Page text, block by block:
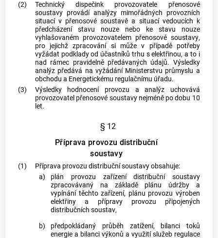
(2)
Technický dispečink provozovatele přenosové
soustavyprovádí analýzy mimořádných provozních
situací v přenosové soustavě a situací vedoucích k
předcházení stavu nouze nebo ke stavu nouze
vyhlašovaném provozovatelem přenosové soustavy,
pro jejichž zpracování si může v případě potřeby
vyžádat podklady od účastníků trhu s elektřinou, a to i
nad rámec pravidelně předávaných údajů. Výsledky
analýz předává na vyžádání Ministerstvu průmyslu a
obchodu a Energetickému regulačnímu úřadu.
(3)
Výsledky hodnocení provozu a analýz uchovává
provozovatel přenosové soustavynejméně po dobu 10
let.
§ 12
Příprava provozu distribuční
soustavy
(1) Příprava provozu distribuční soustavyobsahuje:
a)
plán provozu zařízenídistribuční soustavy
zpracovávaný na základě plánu údržby a
vypínání těchto zařízení, plánu provozu výroben
elektřiny a přípravy provozu připojených
distribučních soustav,
b)
předpokládaný průběh zatížení, bilanci toků
energie a bilanci výkonů a využití služeb regulace